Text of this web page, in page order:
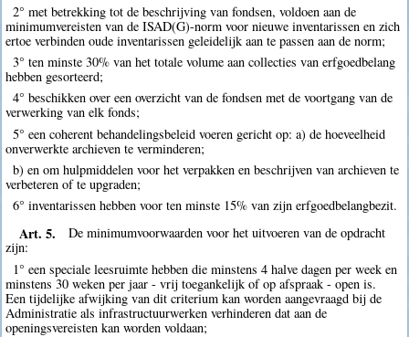
2° met betrekking tot de beschrijving van fondsen, voldoen aan de
minimumvereisten van de ISAD(G)-norm voor nieuwe inventarissen en zich
ertoe verbinden oude inventarissen geleidelijk aan te passen aan de norm;
3° ten minste 30% van het totale volume aan collecties van erfgoedbelang
hebben gesorteerd;
4° beschikken over een overzicht van de fondsen met de voortgang van de
verwerking van elk fonds;
5° een coherent behandelingsbeleid voeren gericht op: a) de hoeveelheid
onverwerkte archieven te verminderen;
b) en om hulpmiddelen voor het verpakken en beschrijven van archieven te
verbeteren of te upgraden;
6° inventarissen hebben voor ten minste 15% van zijn erfgoedbelangbezit.
Art. 5.
De minimumvoorwaarden voor het uitvoeren van de opdracht
zijn:
1° een speciale leesruimte hebben die minstens 4 halve dagen per week en
minstens 30 weken per jaar - vrij toegankelijk of op afspraak - open is.
Een tijdelijke afwijking van dit criterium kan worden aangevraagd bij de
Administratie als infrastructuurwerken verhinderen dat aan de
openingsvereisten kan worden voldaan;